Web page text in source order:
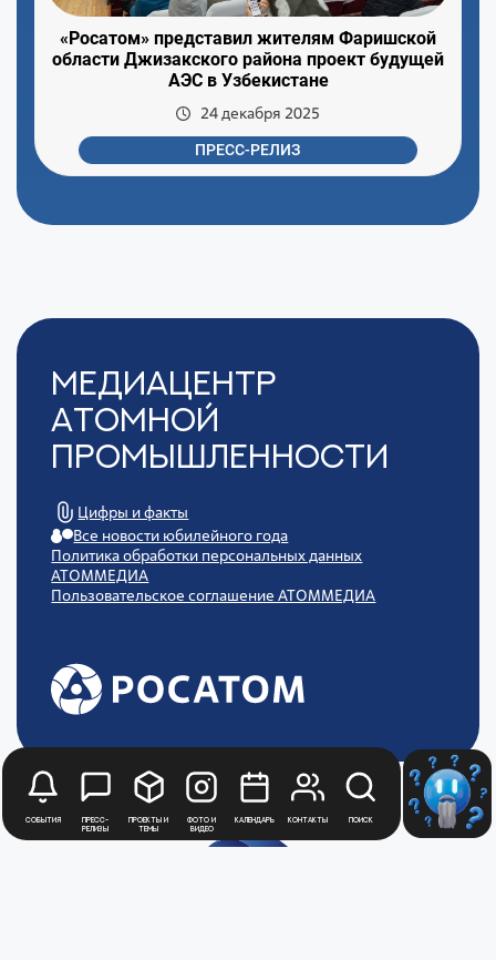
События
Пресс-
релизы
Проекты и
темы
Фото и
видео
Календарь Контакты Поиск
«Росатом» представил жителям Фаришской
области Джизакского района проект будущей
АЭС в Узбекистане
24 декабря 2025
ПРЕСС-РЕЛИЗ
Медиацентр
Атомной
Промышленности
Цифры и факты
Все новости юбилейного года
Политика обработки персональных данных
АТОММЕДИА
Пользовательское соглашение АТОММЕДИА